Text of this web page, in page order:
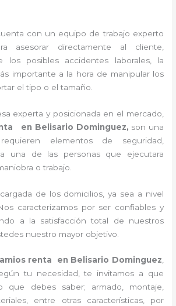
con un equipo de trabajo experto
asesorar directamente al cliente,
los posibles accidentes laborales, la
importante a la hora de manipular los
el tipo o el tamaño.
experta y posicionada en el mercado,
en Belisario Dominguez, son una
requieren elementos de seguridad,
una de las personas que ejecutara
o trabajo.
de los domicilios, ya sea a nivel
caracterizamos por ser confiables y
a la satisfacción total de nuestros
nuestro mayor objetivo.
renta en Belisario Dominguez,
tu necesidad, te invitamos a que
que debes saber; armado, montaje,
entre otras características, por